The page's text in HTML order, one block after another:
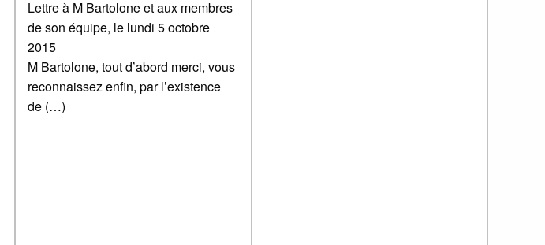
Lettre à M Bartolone et aux membres
de son équipe, le lundi 5 octobre
2015
M Bartolone, tout d’abord merci, vous
reconnaissez enfin, par l’existence
de (…)